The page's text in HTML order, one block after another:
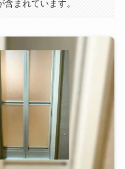
まれています。